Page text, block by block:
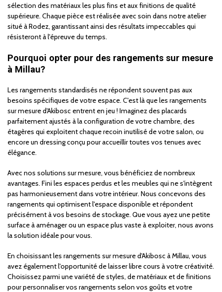
sélection des matériaux les plus fins et aux finitions de qualité
supérieure. Chaque pièce est réalisée avec soin dans notre atelier
situé à Rodez, garantissant ainsi des résultats impeccables qui
résisteront à l'épreuve du temps.
Pourquoi opter pour des rangements sur mesure
à Millau?
Les rangements standardisés ne répondent souvent pas aux
besoins spécifiques de votre espace. C'est là que les rangements
sur mesure d'Akibosc entrent en jeu ! Imaginez des placards
parfaitement ajustés à la configuration de votre chambre, des
étagères qui exploitent chaque recoin inutilisé de votre salon, ou
encore un dressing conçu pour accueillir toutes vos tenues avec
élégance.
Avec nos solutions sur mesure, vous bénéficiez de nombreux
avantages. Fini les espaces perdus et les meubles qui ne s'intègrent
pas harmonieusement dans votre intérieur. Nous concevons des
rangements qui optimisent l'espace disponible et répondent
précisément à vos besoins de stockage. Que vous ayez une petite
surface à aménager ou un espace plus vaste à exploiter, nous avons
la solution idéale pour vous.
En choisissant les rangements sur mesure d'Akibosc à Millau, vous
avez également l'opportunité de laisser libre cours à votre créativité.
Choisissez parmi une variété de styles, de matériaux et de finitions
pour personnaliser vos rangements selon vos goûts et votre